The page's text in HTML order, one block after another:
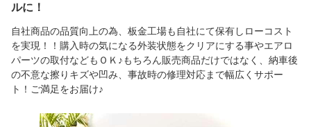
ルに！
自社商品の品質向上の為、板金工場も自社にて保有しローコスト
を実現！！購入時の気になる外装状態をクリアにする事やエアロ
パーツの取付などもＯＫ♪もちろん販売商品だけではなく、納車後
の不意な擦りキズや凹み、事故時の修理対応まで幅広くサポー
ト！ご満足をお届け♪